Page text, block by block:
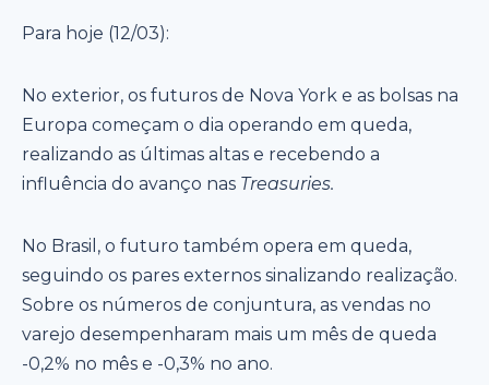
Para hoje (12/03):
No exterior, os futuros de Nova York e as bolsas na
Europa começam o dia operando em queda,
realizando as últimas altas e recebendo a
influência do avanço nas Treasuries.
No Brasil, o futuro também opera em queda,
seguindo os pares externos sinalizando realização.
Sobre os números de conjuntura, as vendas no
varejo desempenharam mais um mês de queda
-0,2% no mês e -0,3% no ano.